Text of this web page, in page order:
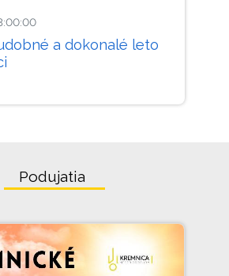
a dokonalé leto
Podujatia